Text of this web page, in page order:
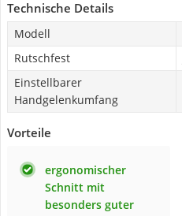
Technische Details
Modell
Rutschfest
Einstellbarer
Handgelenkumfang
Vorteile
ergonomischer
Schnitt mit
besonders guter